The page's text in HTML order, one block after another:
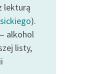
lekturą
).
alkohol
listy,